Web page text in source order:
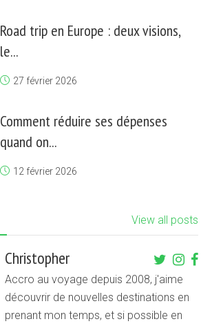
Road trip en Europe : deux visions,
le...
27 février 2026
Comment réduire ses dépenses
quand on...
12 février 2026
View all posts
Christopher
Accro au voyage depuis 2008, j'aime
découvrir de nouvelles destinations en
prenant mon temps, et si possible en